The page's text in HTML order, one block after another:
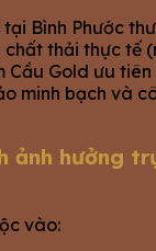
Bình Phước
thải thực tế
Cầu Gold ưu
minh bạch và
ảnh hưởng
vào: